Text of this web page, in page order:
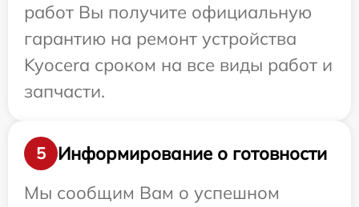
работ Вы получите официальную
гарантию на ремонт устройства
Kyocera сроком на все виды работ и
запчасти.
5
Информирование о готовности
Мы сообщим Вам о успешном